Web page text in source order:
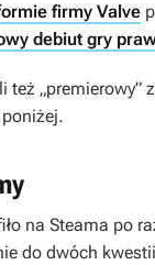
firmy Valve
debiut gry
też „premierowy”
na Steama po
do dwóch